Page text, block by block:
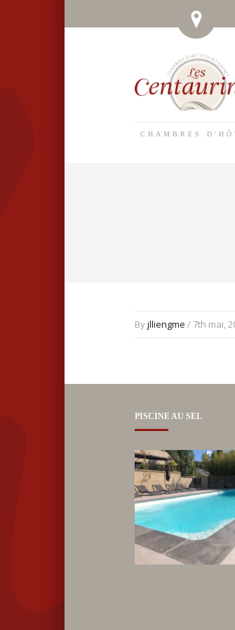
CHAMBRES
Byjlliengme / 7th mai,
PISCINE AU SEL